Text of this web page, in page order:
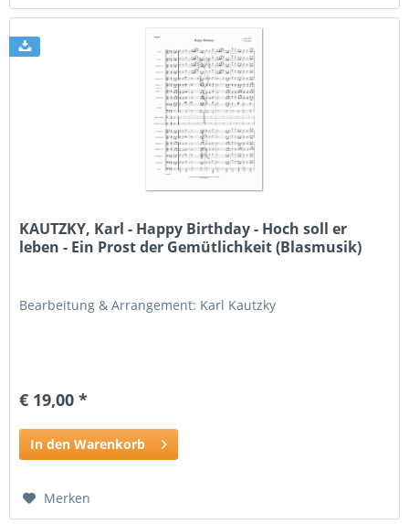
KAUTZKY, Karl - Happy Birthday - Hoch soll er
leben - Ein Prost der Gemütlichkeit (Blasmusik)
Bearbeitung & Arrangement: Karl Kautzky
€ 19,00 *
In den Warenkorb
Merken